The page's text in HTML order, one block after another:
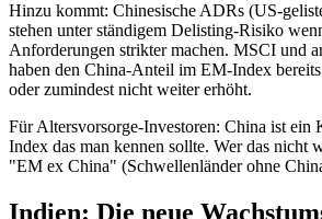
Hinzu kommt: Chinesische ADRs (US-
stehen unter ständigem Delisting-Risiko
Anforderungen strikter machen. MSCI und
haben den China-Anteil im EM-Index
oder zumindest nicht weiter erhöht.
Für Altersvorsorge-Investoren: China ist
Index das man kennen sollte. Wer das nicht
"EM ex China" (Schwellenländer ohne
Indien: Die neue